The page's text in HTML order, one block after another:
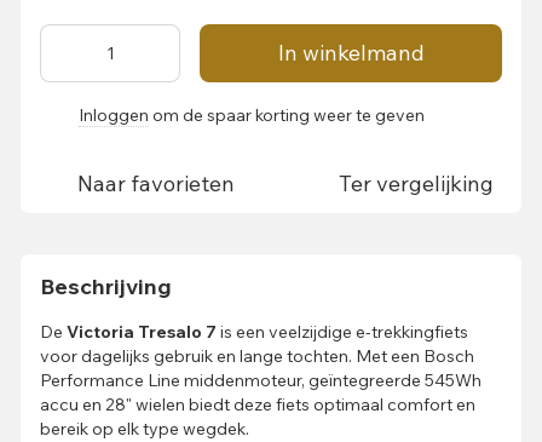
In winkelmand
Inloggen om de spaar korting weer te geven
Naar favorieten Ter vergelijking
Beschrijving
De Victoria Tresalo 7 is een veelzijdige e-trekkingfiets
voor dagelijks gebruik en lange tochten. Met een Bosch
Performance Line middenmoteur, geïntegreerde 545Wh
accu en 28" wielen biedt deze fiets optimaal comfort en
bereik op elk type wegdek.